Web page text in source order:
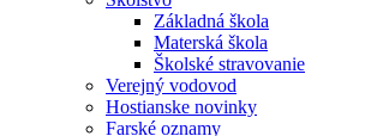
Základná škola
Materská škola
Školské stravovanie
Verejný vodovod
Hostianske novinky
Farské oznamy